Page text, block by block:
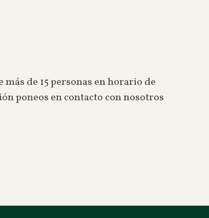
de 15 personas en horario de
poneos en contacto con nosotros